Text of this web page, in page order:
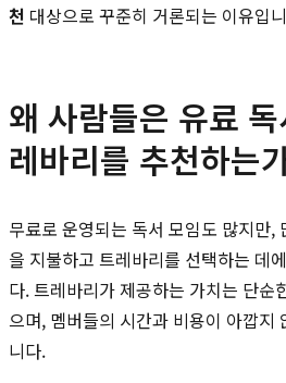
천 대상으로 꾸준히 거론되는 이유입
왜 사람들은 유료
레바리를 추천하는
무료로 운영되는 독서 모임도 많지만,
을 지불하고 트레바리를 선택하는 데
다. 트레바리가 제공하는 가치는 단순
으며, 멤버들의 시간과 비용이 아깝지
니다.